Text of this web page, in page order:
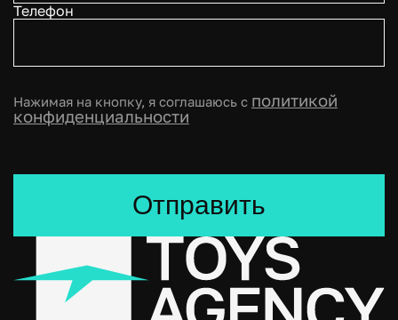
Телефон
Нажимая на кнопку, я соглашаюсь с политикой
конфиденциальности
Отправить